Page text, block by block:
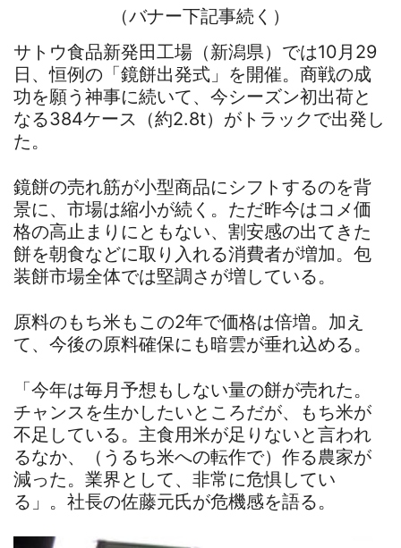
（バナー下記事続く）
サトウ食品新発田工場（新潟県）では10月29
日、恒例の「鏡餅出発式」を開催。商戦の成
功を願う神事に続いて、今シーズン初出荷と
なる384ケース（約2.8t）がトラックで出発し
た。
鏡餅の売れ筋が小型商品にシフトするのを背
景に、市場は縮小が続く。ただ昨今はコメ価
格の高止まりにともない、割安感の出てきた
餅を朝食などに取り入れる消費者が増加。包
装餅市場全体では堅調さが増している。
原料のもち米もこの2年で価格は倍増。加え
て、今後の原料確保にも暗雲が垂れ込める。
「今年は毎月予想もしない量の餅が売れた。
チャンスを生かしたいところだが、もち米が
不足している。主食用米が足りないと言われ
るなか、（うるち米への転作で）作る農家が
減った。業界として、非常に危惧してい
る」。社長の佐藤元氏が危機感を語る。